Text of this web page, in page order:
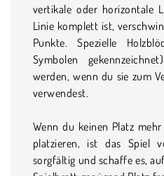
vertikale oder horizontale
Linie komplett ist,
Punkte. Spezielle
Symbolen
werden, wenn du sie zum
verwendest.
Wenn du keinen Platz
platzieren, ist das Spiel
sorgfältig und schaffe es,